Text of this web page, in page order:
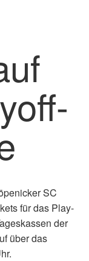
SC
für das Play-
der
über das